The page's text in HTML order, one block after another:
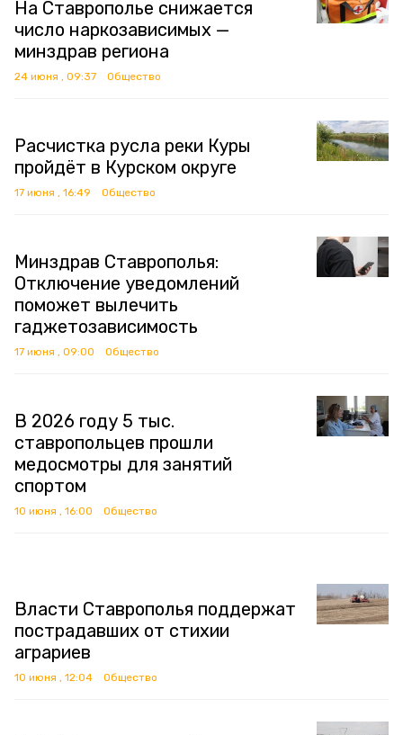
На Ставрополье снижается
число наркозависимых —
минздрав региона
24 июня , 09:37 Общество
Расчистка русла реки Куры
пройдёт в Курском округе
17 июня , 16:49 Общество
Минздрав Ставрополья:
Отключение уведомлений
поможет вылечить
гаджетозависимость
17 июня , 09:00 Общество
В 2026 году 5 тыс.
ставропольцев прошли
медосмотры для занятий
спортом
10 июня , 16:00 Общество
Власти Ставрополья поддержат
пострадавших от стихии
аграриев
10 июня , 12:04 Общество